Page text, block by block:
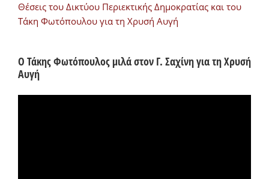
Θέσεις του Δικτύου Περιεκτικής Δημοκρατίας και του
Τάκη Φωτόπουλου για τη Χρυσή Αυγή
Ο Τάκης Φωτόπουλος μιλά στον Γ. Σαχίνη για τη Χρυσή
Αυγή